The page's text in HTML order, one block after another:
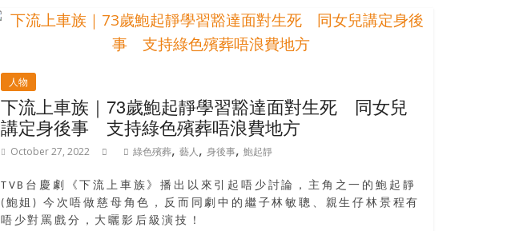
人物
下流上車族｜73歲鮑起靜學習豁達面對生死 同女兒
講定身後事 支持綠色殯葬唔浪費地方
October 27, 2022 綠色殯葬, 藝人, 身後事, 鮑起靜
TVB台慶劇《下流上車族》播出以來引起唔少討論，主角之一的鮑起靜
(鮑姐) 今次唔做慈母角色，反而同劇中的繼子林敏聰、親生仔林景程有
唔少對罵戲分，大曬影后級演技！